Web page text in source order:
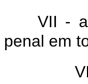
VII -
penal em